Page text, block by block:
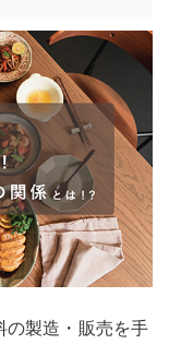
の製造・販売を手